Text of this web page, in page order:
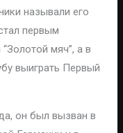
называли его
первым
мяч”, а в
выиграть Первый
он был вызван в